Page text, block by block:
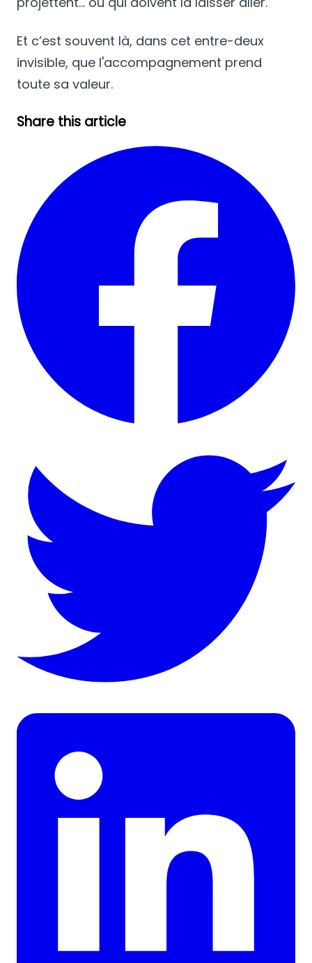
Et c’est souvent là, dans cet entre-deux
invisible, que l'accompagnement prend
toute sa valeur.
Share this article